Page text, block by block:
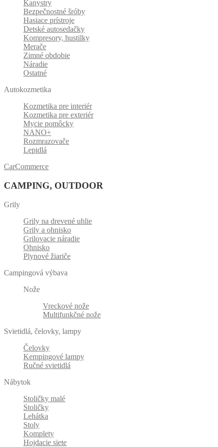
Kanystry
Bezpečnostné šróby
Hasiace prístroje
Detské autosedačky
Kompresory, hustilky
Merače
Zimné obdobie
Náradie
Ostatné
Autokozmetika
Kozmetika pre interiér
Kozmetika pre exteriér
Mycie pomôcky
NANO+
Rozmrazovače
Lepidlá
CarCommerce
CAMPING, OUTDOOR
Grily
Grily na drevené uhlie
Grily a ohnisko
Grilovacie náradie
Ohnisko
Plynové žiariče
Campingová výbava
Nože
Vreckové nože
Multifunkčné nože
Svietidlá, čelovky, lampy
Čelovky
Kempingové lampy
Ručné svietidlá
Nábytok
Stoličky malé
Stoličky
Lehátka
Stoly
Komplety
Hojdacie siete